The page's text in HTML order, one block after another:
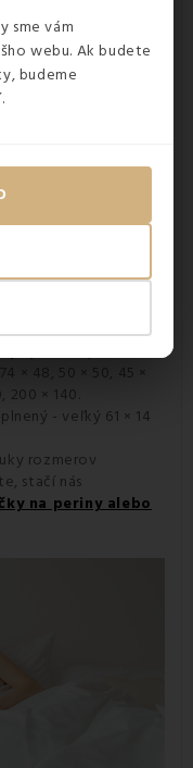
sme vám
webu. Ak budete
budeme
delux
vo viacerých
140 cm + 90 × 70 cm,
objednať aj
× 48, 50 × 50, 45 ×
200 × 140.
- veľký 61 × 14
rozmerov
stačí nás
na periny alebo